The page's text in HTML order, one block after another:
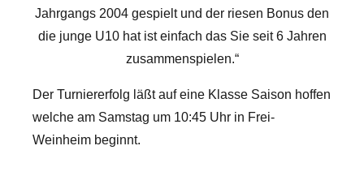
Jahrgangs 2004 gespielt und der riesen Bonus den
die junge U10 hat ist einfach das Sie seit 6 Jahren
zusammenspielen.“
Der Turniererfolg läßt auf eine Klasse Saison hoffen
welche am Samstag um 10:45 Uhr in Frei-
Weinheim beginnt.